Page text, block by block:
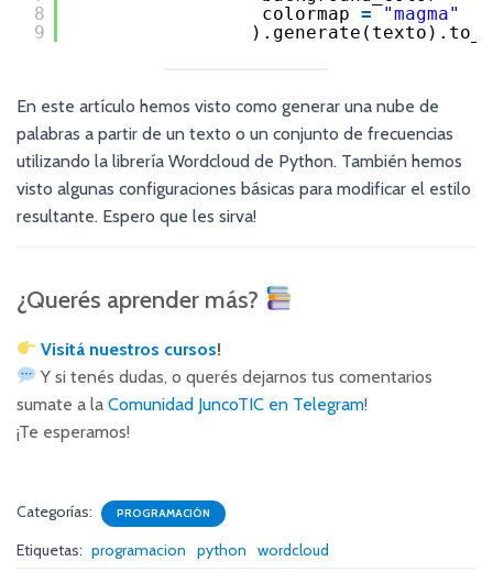
8
9
colormap =
"magma"
En este artículo hemos visto como generar una nube de
palabras a partir de un texto o un conjunto de frecuencias
utilizando la librería Wordcloud de Python. También hemos
visto algunas configuraciones básicas para modificar el estilo
resultante. Espero que les sirva!
¿Querés aprender más?
Visitá nuestros cursos!
Y si tenés dudas, o querés dejarnos tus comentarios
sumate a la Comunidad JuncoTIC en Telegram!
¡Te esperamos!
Categorías: PROGRAMACIÓN
Etiquetas: programacion python wordcloud